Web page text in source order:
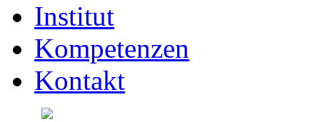
Institut
Kompetenzen
Kontakt